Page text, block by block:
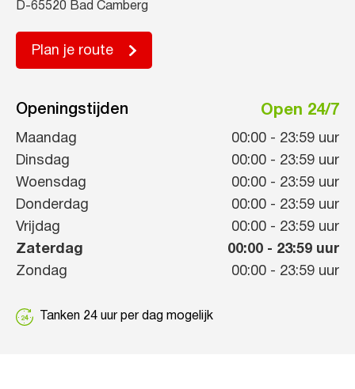
D-65520 Bad Camberg
Plan je route
Openingstijden Open 24/7
Maandag 00:00 - 23:59 uur
Dinsdag
00:00 - 23:59 uur
Woensdag
00:00 - 23:59 uur
Donderdag
00:00 - 23:59 uur
Vrijdag
00:00 - 23:59 uur
Zaterdag
00:00 - 23:59 uur
Zondag
00:00 - 23:59 uur
Tanken 24 uur per dag mogelijk